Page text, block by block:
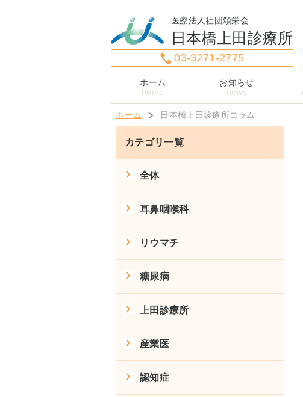
医療法人社団頌栄会
日本橋上田診療所
03-3271-2775
ホーム お知らせ
ホーム 日本橋上田診療所コラム
カテゴリ一覧
全体
耳鼻咽喉科
リウマチ
糖尿病
上田診療所
産業医
認知症